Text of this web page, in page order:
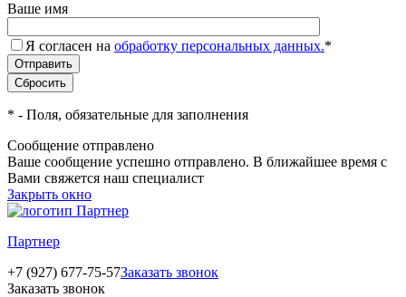
Ваше имя
Я согласен на обработку персональных данных.*
* - Поля, обязательные для заполнения
Сообщение отправлено
Ваше сообщение успешно отправлено. В ближайшее время с
Вами свяжется наш специалист
Закрыть окно
Партнер
+7 (927) 677-75-57Заказать звонок
Заказать звонок